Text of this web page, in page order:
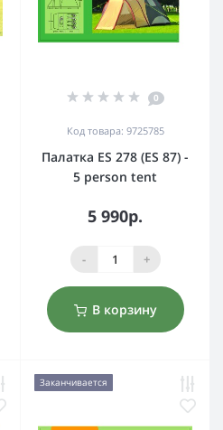
0
Код товара: 9725785
Палатка ES 278 (ES 87) -
5 person tent
5 990р.
- +
В корзину
Заканчивается